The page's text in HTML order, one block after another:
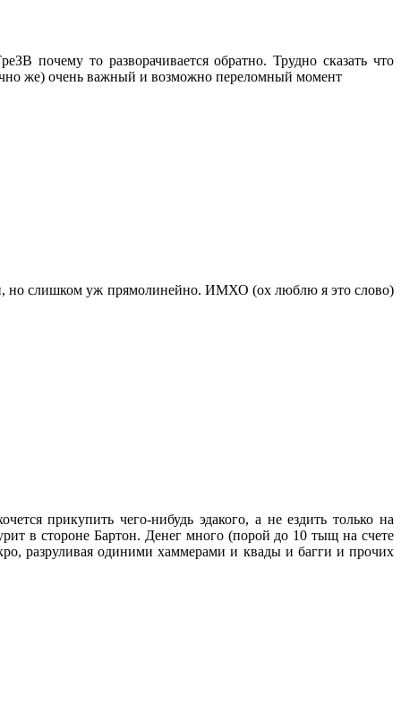
почему то разворачивается обратно. Трудно сказать что
же) очень важный и возможно переломный момент
но слишком уж прямолинейно. ИМХО (ох люблю я это слово)
прикупить чего-нибудь эдакого, а не ездить только на
в стороне Бартон. Денег много (порой до 10 тыщ на счете
разруливая одиними хаммерами и квады и багги и прочих